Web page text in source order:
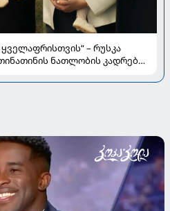
– რუსკა
ნათლობის კადრებს